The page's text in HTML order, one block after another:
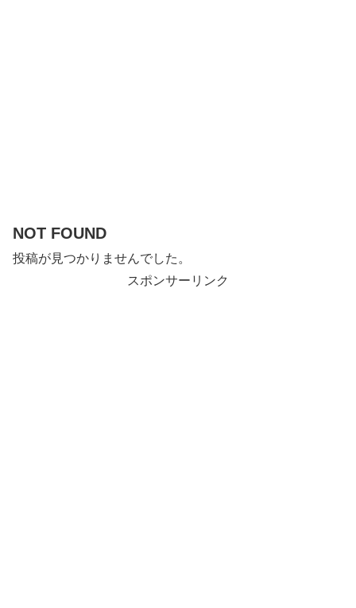
NOT FOUND
投稿が見つかりませんでした。
スポンサーリンク